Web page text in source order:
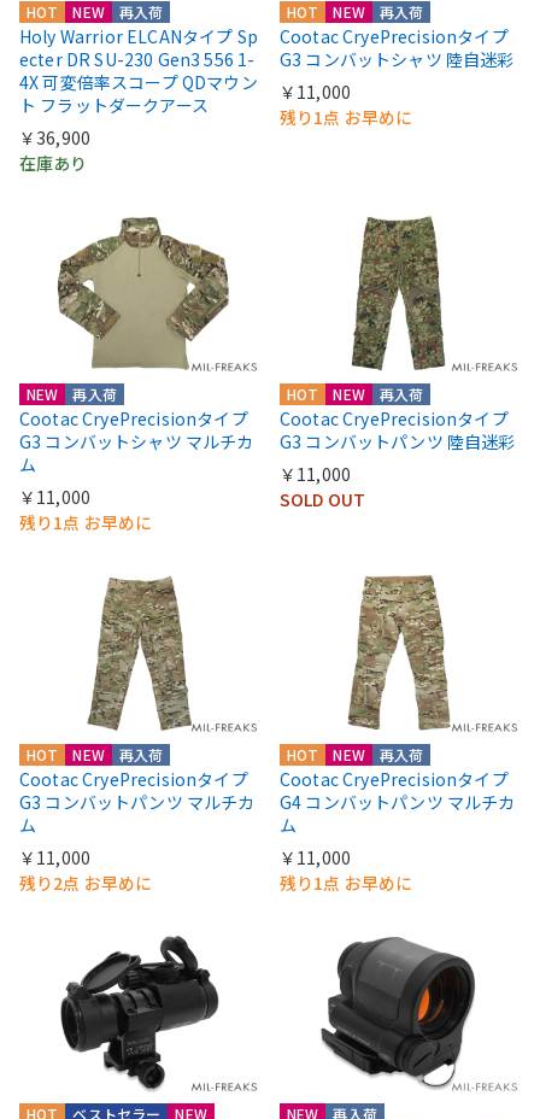
HOT NEW 再入荷
Holy Warrior ELCANタイプ Sp
ecter DR SU-230 Gen3 556 1-
4X 可変倍率スコープ QDマウン
ト フラットダークアース
￥36,900
在庫あり
HOT NEW 再入荷
Cootac CryePrecisionタイプ
G3 コンバットシャツ 陸自迷彩
￥11,000
残り1点 お早めに
NEW 再入荷
Cootac CryePrecisionタイプ
G3 コンバットシャツ マルチカ
ム
￥11,000
残り1点 お早めに
HOT NEW 再入荷
Cootac CryePrecisionタイプ
G3 コンバットパンツ 陸自迷彩
￥11,000
SOLD OUT
HOT NEW 再入荷
Cootac CryePrecisionタイプ
G3 コンバットパンツ マルチカ
ム
￥11,000
残り2点 お早めに
HOT NEW 再入荷
Cootac CryePrecisionタイプ
G4 コンバットパンツ マルチカ
ム
￥11,000
残り1点 お早めに
HOT
NEW
ベストセラー NEW 再入荷